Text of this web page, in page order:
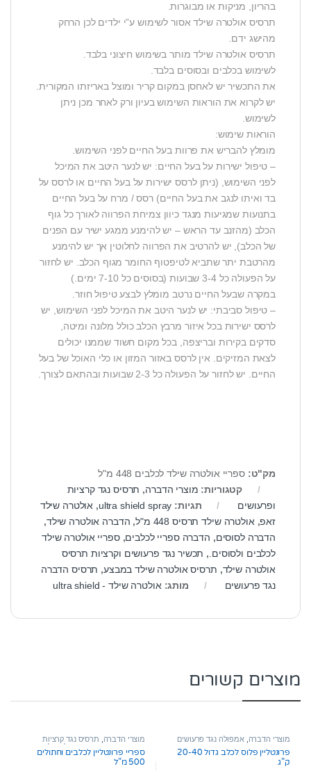
בהריון, מניקות או מבוגרות.
תרסיס אולטרה שילד אסור לשימוש ע”י ילדים לכן הרחק
מהישג ידם.
תרסיס אולטרה שילד מותר בשימוש חיצוני בלבד.
לשימוש בכלבים ובסוסים בלבד.
את התכשיר יש לאחסן במקום קריר ומוצל באריזתו המקורית.
יש לקרוא את הוראות השימוש בעיון ורק לאחר מכן ניתן
לשימוש.
הוראות שימוש:
מומלץ להבריש את פרוות בעל החיים לפני השימוש.
– טיפול ישירות על בעל החיים: יש לנער היטב את המיכל
לפני השימוש, (ניתן לרסס ישירות על בעל החיים או לרסס על
בד ואיתו לנגב את בעל החיים) רסס / מרח על בעל החיים
בתנועות שמגיעות מנגד כיוון צמיחת הפרווה לאורך כל גוף
הכלב (מהזנב עד הראש – יש להימנע ממגע ישיר עם הפנים
של הכלב), יש להרטיב את הפרווה לחלוטין אך יש להימנע
מהרטבת יתר שתביא לטיפטוף החומר מגוף הכלב. יש לחזור
על הפעולה כל 3-4 שבועות (בסוסים כל 7-10 ימים.)
במקרה שבעל החיים נרטב מומלץ לבצע טיפול חוזר.
– טיפול סביבתי: יש לנער היטב את המיכל לפני השימוש, יש
לרסס ישירות בכל איזור מרבץ הכלב כולל מלונה ומיטה,
סדקים בקירות ובריצפה, בכל מקום חשוד שממנו יכולים
לצאת המזיקים. אין לרסס באזור המזון או כלי האוכל של בעל
החיים. יש לחזור על הפעולה כל 2-3 שבועות ובהתאם לצורך.
מק"ט:ספריי אולטרה שילד לכלבים 448 מ"ל
קטגוריות: מוצרי הדברה, תרסיס נגד קרציות
ופרעושים
תגיות: ultra shield spray
, אולטרה שילד
זאפ,אולטרה שילד תרסיס 448 מ"ל , הדברה אולטרה שילד,
הדברה לסוסים, הדברה ספריי לכלבים,ספריי אולטרה שילד
לכלבים ולסוסים., תכשיר נגד פרעושים וקרציות תרסיס
אולטרה שילד, תרסיס אולטרה שילד במבצע, תרסיס הדברה
נגד פרעושים
מותג:אולטרה שילד - ultra shield
מוצרים קשורים
מוצרי הדברה ,אמפולה נגד פרעושים
פרונטליין פלוס לכלב גדול 20-40
ק”ג
מוצרי הדברה
תרסיס נגד קרציות
מוצרי הדברה לחתול
ספריי פרונטליין לכלבים וחתולים
500 מ”ל